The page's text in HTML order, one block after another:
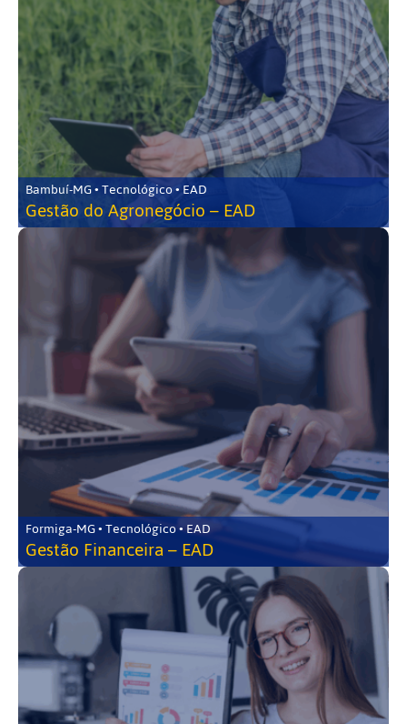
Bambuí-MG • Tecnológico • EAD
Gestão do Agronegócio – EAD
Formiga-MG • Tecnológico • EAD
Gestão Financeira – EAD